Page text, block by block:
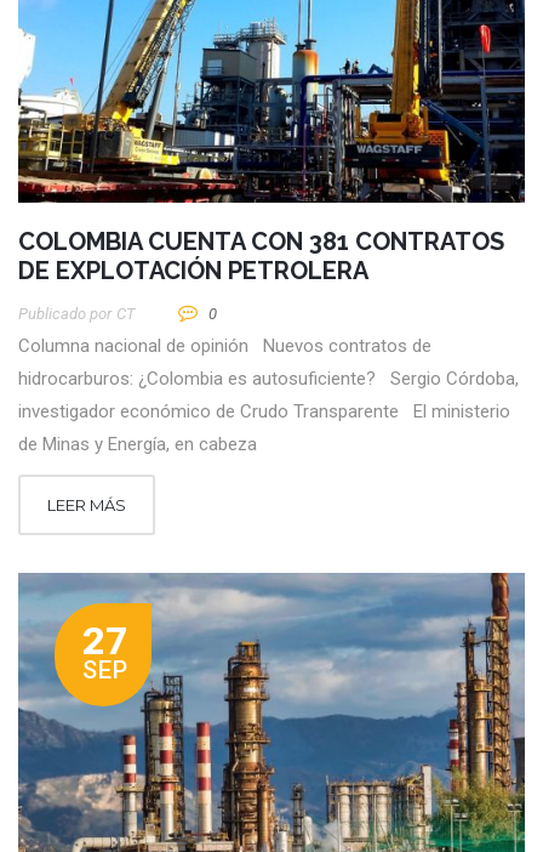
COLOMBIA CUENTA CON 381 CONTRATOS
DE EXPLOTACIÓN PETROLERA
Publicado por CT 0
Columna nacional de opinión Nuevos contratos de
hidrocarburos: ¿Colombia es autosuficiente? Sergio Córdoba,
investigador económico de Crudo Transparente El ministerio
de Minas y Energía, en cabeza
LEER MÁS
27
SEP